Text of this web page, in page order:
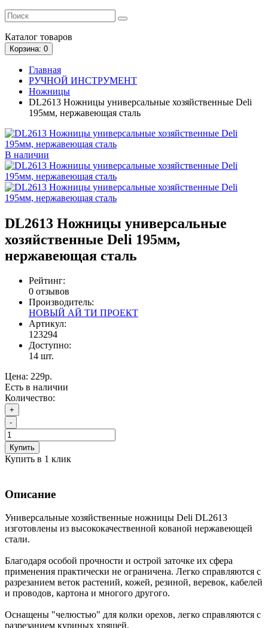
Каталог товаров
Корзина: 0
Главная
РУЧНОЙ ИНСТРУМЕНТ
Ножницы
DL2613 Ножницы универсальные хозяйственные Deli
195мм, нержавеющая сталь
В наличии
DL2613 Ножницы универсальные
хозяйственные Deli 195мм,
нержавеющая сталь
Рейтинг:
0 отзывов
Производитель:
НОВЫЙ АЙ ТИ ПРОЕКТ
Артикул:
123294
Доступно:
14 шт.
Цена: 229р.
Есть в наличии
Количество:
+
-
Купить
Купить в 1 клик
Описание
Универсальные хозяйственные ножницы Deli DL2613
изготовлены из высококачественной кованой нержавеющей
стали.
Благодаря особой прочности и острой заточке их сфера
применения практически не ограничена. Легко справляются с
разрезанием веток растений, кожей, резиной, веревок, кабелей
и проводов, картона и многого другого.
Оснащены "челюстью" для колки орехов, легко справляются с
разрезанием куриных хрящей.